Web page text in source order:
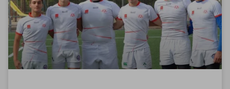
Cookies de rendimiento
Estas cookies nos permiten contar las visitas y fuentes de
tráfico para poder evaluar el rendimiento de nuestro sitio y
mejorarlo. Nos ayudan a saber qué páginas son las más o
menos visitadas, y cómo los visitantes navegan por el sitio.
Toda la información que recogen estas cookies es agregada y,
por lo tanto, es anónima.